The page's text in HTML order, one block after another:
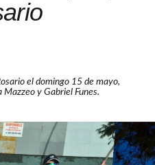
el domingo 15 de mayo,
y Gabriel Funes.